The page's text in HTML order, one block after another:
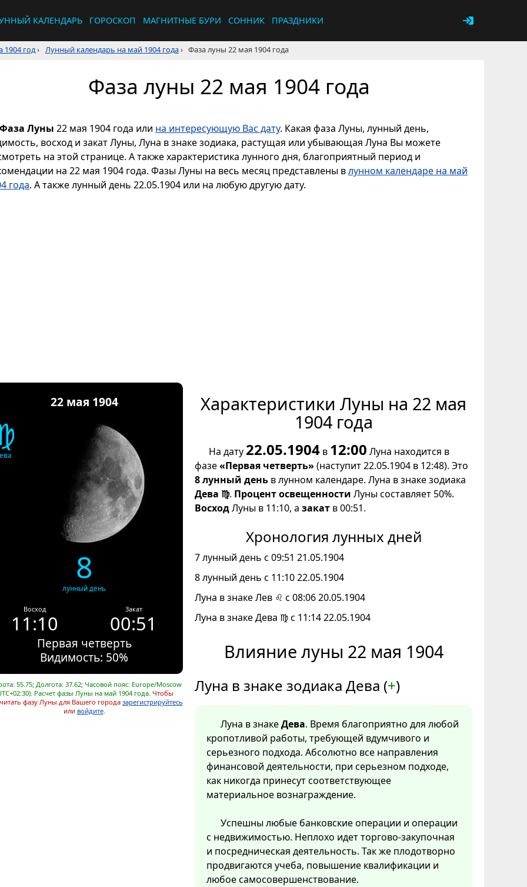
КАЛЕНДАРЬ ГОРОСКОП МАГНИТНЫЕ БУРИ СОННИК ПРАЗДНИКИ
1904 год› Лунный календарь на май 1904 года› Фаза луны 22 мая 1904 года
Фаза луны 22 мая 1904 года
Фаза Луны 22 мая 1904 года или на интересующую Вас дату. Какая фаза Луны, лунный день,
восход и закат Луны, Луна в знаке зодиака, растущая или убывающая Луна Вы можете
на этой странице. А также характеристика лунного дня, благоприятный период и
на 22 мая 1904 года. Фазы Луны на весь месяц представлены влунном календаре на май
года. А также лунный день 22.05.1904 или на любую другую дату.
22 мая 1904
8
лунный день
Восход
11:10
Закат
00:51
Первая четверть
Видимость: 50%
55.75; Долгота: 37.62; Часовой пояс: Europe/Moscow
Расчет фазы Луны на май 1904 года. Чтобы
фазу Луны для Вашего города зарегистрируйтесь
или войдите.
Характеристики Луны на 22 мая
1904 года
На дату 22.05.1904 в 12:00 Луна находится в
фазе«Первая четверть»(наступит 22.05.1904 в 12:48). Это
8 лунный день в лунном календаре. Луна в знаке зодиака
Дева ♍. Процент освещенности Луны составляет 50%.
ВосходЛуны в 11:10, а закат в 00:51.
Хронология лунных дней
7 лунный день с 09:51 21.05.1904
8 лунный день с 11:10 22.05.1904
Луна в знаке Лев ♌ с 08:06 20.05.1904
Луна в знаке Дева ♍ с 11:14 22.05.1904
Влияние луны 22 мая 1904
Луна в знаке зодиака Дева (+)
Луна в знакеДева. Время благоприятно для любой
кропотливой работы, требующей вдумчивого и
серьезного подхода. Абсолютно все направления
финансовой деятельности, при серьезном подходе,
как никогда принесут соответствующее
материальное вознаграждение.
Успешны любые банковские операции и операции
с недвижимостью. Неплохо идет торгово-закупочная
и посредническая деятельность. Так же плодотворно
продвигаются учеба, повышение квалификации и
любое самосовершенствование.